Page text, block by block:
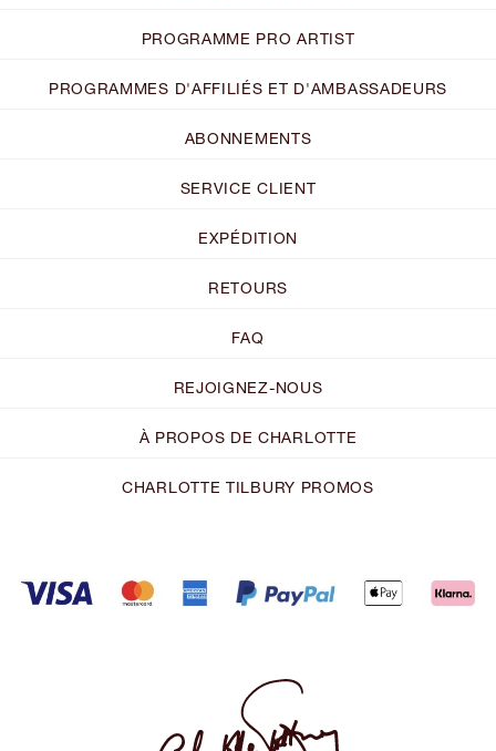
PROGRAMME PRO ARTIST
PROGRAMMES D'AFFILIÉS ET D'AMBASSADEURS
ABONNEMENTS
SERVICE CLIENT
EXPÉDITION
RETOURS
FAQ
REJOIGNEZ-NOUS
À PROPOS DE CHARLOTTE
CHARLOTTE TILBURY PROMOS